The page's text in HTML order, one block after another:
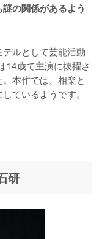
の関係があるよう
ルとして芸能活動
14歳で主演に抜擢さ
本作では、相楽と
ているようです。
研